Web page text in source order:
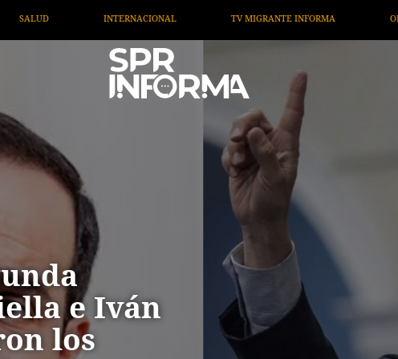
TV MIGRANTE INFORMA OPINIÓN ARTÍCULOS
e Iván
los